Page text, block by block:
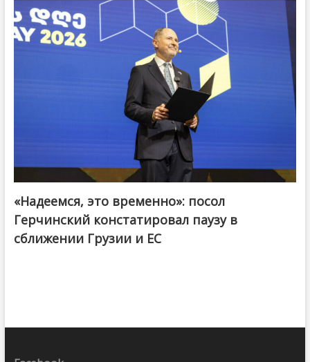
«Надеемся, это временно»: посол
Герчинский констатировал паузу в
сближении Грузии и ЕС